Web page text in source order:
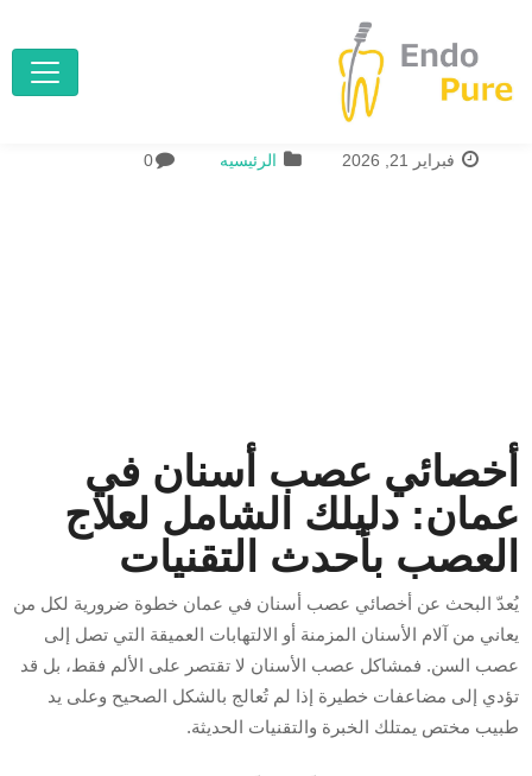
فبراير 21, 2026 الرئيسيه 0
أخصائي عصب أسنان في
عمان: دليلك الشامل لعلاج
العصب بأحدث التقنيات
يُعدّ البحث عن أخصائي عصب أسنان في عمان خطوة ضرورية لكل من
يعاني من آلام الأسنان المزمنة أو الالتهابات العميقة التي تصل إلى
عصب السن. فمشاكل عصب الأسنان لا تقتصر على الألم فقط، بل قد
تؤدي إلى مضاعفات خطيرة إذا لم تُعالج بالشكل الصحيح وعلى يد
طبيب مختص يمتلك الخبرة والتقنيات الحديثة.